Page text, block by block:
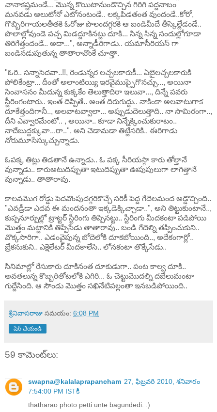
చానాకష్టమండే... మొన్న కొయిటానుండొచ్చిన గిరిగి పద్దనాబం
మనవడు ఆలుటోనో ఎటోనంటండే.. లక్కపిడతంత వుందండే..కోరో,
గొబ్బిరిగాయలతీతకి ఓరోజు పొలందగ్గరకి ఆ బండిమీదే తీస్కెల్లేడండే..
పొలాల్లోవుండె పచ్చ మిడద్దూకినట్టు దూకి... సిన్న సిన్న సందుల్లోగూడా
తిరిగేత్తందండే.. అదా...", అన్నాడీరిగాడు.. యమాసీరియస్ గా
బండినడుపుతున్న తాతారావొంకే చూత్తా.
"ఓరి.. సన్నాసెదవా..!!, రెండున్నర లచ్చలకారుకీ... ఏబైలచ్చలకారుకి
పోలికేంట్రా... దీంతో అలాంటియ్యి ఇరవైముప్పైగొనచ్చు..., అయినా
సింవాసనం మీదున్న కుక్కకేం తెలుత్తాదిరా ఇలువా..., దిన్నే పవరు
స్టీరింగంటారు.. ఇంత దిప్పితే.. అంత దిరుగుద్దు.. నాకింకా అలవాటుగాక
దూకేత్తందిగానీ.., అలవాటవ్వాలా... అప్పుడుదెలుత్తాది.. నా సామిరంగా..,
దీని ఎవ్వారమేంటో.. , అయినా.. కూడా నిన్నేక్కించుకురాటం..
నాదేబుద్దక్కువా...రా..", అని చెడామడా తిట్టేసరికి.. ఈరిగాడు
నోరుమూసేస్కుచ్చున్నాడు.
ఓపక్క తిట్లు తిడతానే ఉన్నాడు.. ఓ పక్క సీరియస్గా కారు తోల్తానే
వున్నాడు.. కారుఅటుదిప్పుతా ఇటుదిప్పుతా ఊపుపులుగా లాగిత్తానే
వున్నాడు.. తాతారావు.
కాలవమొగ రోడ్డు పెదవొంపుదగ్గరికొచ్చే సరికీ పెద్ద గేదెలమంద అడ్డొచ్చింది..
"ఎవడ్రీడా ఎదవ ఈ మందనంతా ఇక్కడెక్కిచ్చాడా..", అని తిట్టుకుంటానే..,
కుప్పనూర్పుల్లో ట్రాట్టర్ స్టీరింగు తిప్పినట్టు.. స్టీరింగు మీదకంటా పడిపోయి
మొత్తం మట్టానికి తిప్పేసేడు తాతారావు.. బండి గేదెల్ని తప్పించుకుని..
వొక్కసారిగా.. ఎడంవైపున్న బోదెలోకి దూకబోయింది.., అదేకంగార్లో..
బ్రేకనుకుని.. ఎక్షెలేటర్ మీదకాలేసి.. లోనకంటా తొక్కేసేడు..
సినిమాల్లో రేసుకారు దూకినంత దూకుడుగా.. పంట కాల్వ దూకి..
అవతలున్న కొబ్బరితోటలోకి ఎగిరి... ఓ చెట్టుమొదల్ని దబేలుమంటా
గుద్దేసింది. ఆ సౌండు మొత్తం సఖినేటిపల్లంతా ఇనబడిపోయింది..
శ్రీనివాసరాజు సమయం: 6:08 PM
షేర్ చేయండి
59 కామెంట్‌లు:
swapna@kalalaprapancham 27, ఫిబ్రవరి 2010, శనివారం
7:54:00 PM ISTకి
thatharao photo petti unte bagundedi. :)